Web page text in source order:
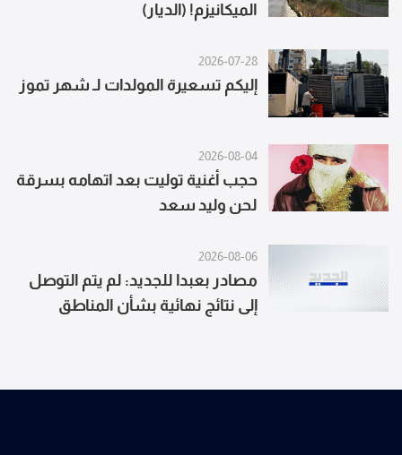
الميكانيزم! (الديار)
2026-07-28
إليكم تسعيرة المولدات لـ شهر تموز
2026-08-04
حجب أغنية توليت بعد اتهامه بسرقة
لحن وليد سعد
2026-08-06
مصادر بعبدا للجديد: لم يتم التوصل
إلى نتائج نهائية بشأن المناطق